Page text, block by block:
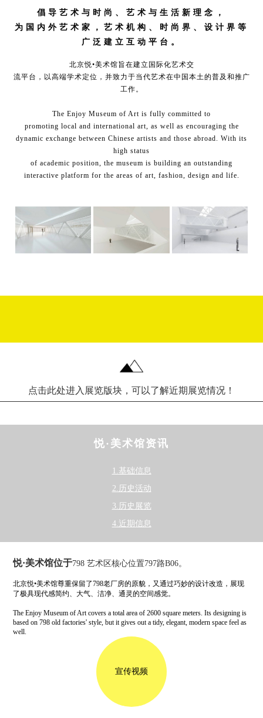
倡导艺术与时尚、艺术与生活新理念，
为国内外艺术家，艺术机构、时尚界、设计界等
广泛建立互动平台。
北京悦•美术馆旨在建立国际化艺术交
流平台，以高端学术定位，并致力于当代艺术在中国本土的普及和推广
工作。
The Enjoy Museum of Art is fully committed to
promoting local and international art, as well as encouraging the
dynamic exchange between Chinese artists and those abroad. With its
high status
of academic position, the museum is building an outstanding
interactive platform for the areas of art, fashion, design and life.
点击此处进入展览版块，可以了解近期展览情况！
悦·美术馆资讯
1.基础信息
2.历史活动
3.历史展览
4.近期信息
悦·美术馆位于798 艺术区核心位置797路B06。
北京悦•美术馆尊重保留了798老厂房的原貌，又通过巧妙的设计改造，展现
了极具现代感简约、大气、洁净、通灵的空间感觉。
The Enjoy Museum of Art covers a total area of 2600 square meters. Its designing is
based on 798 old factories' style, but it gives out a tidy, elegant, modern space feel as
well.
宣传视频